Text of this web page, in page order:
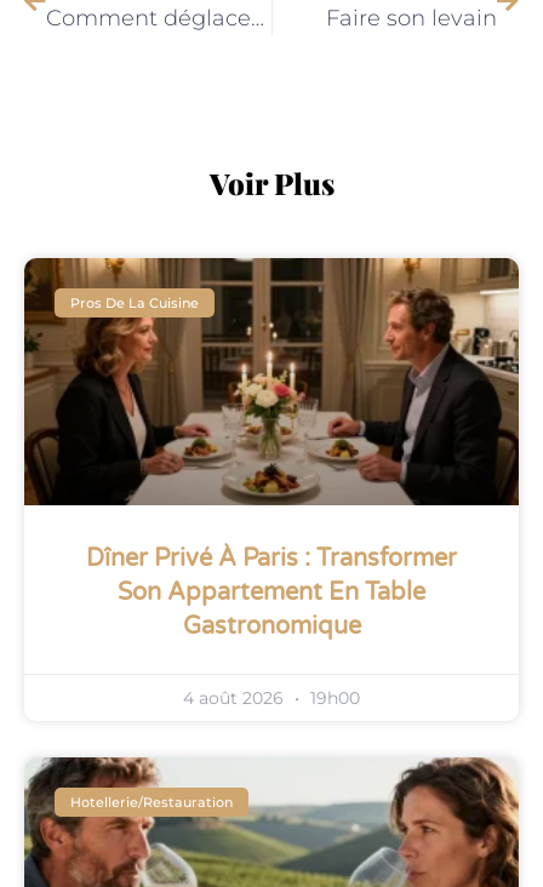
Comment déglacer ? Faire son levain
Voir Plus
Pros De La Cuisine
Dîner Privé À Paris : Transformer
Son Appartement En Table
Gastronomique
4 août 2026 19h00
Hotellerie/restauration